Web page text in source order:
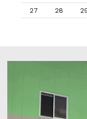
27
28